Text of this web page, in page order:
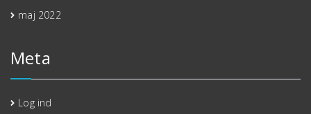
maj 2022
Meta
Log ind